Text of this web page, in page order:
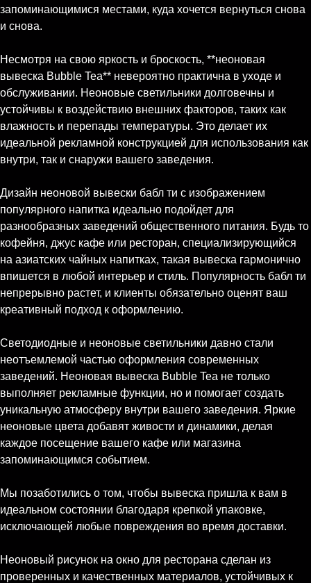
запоминающимися местами, куда хочется вернуться снова
и снова.
Несмотря на свою яркость и броскость, **неоновая
вывеска Bubble Tea** невероятно практична в уходе и
обслуживании. Неоновые светильники долговечны и
устойчивы к воздействию внешних факторов, таких как
влажность и перепады температуры. Это делает их
идеальной рекламной конструкцией для использования как
внутри, так и снаружи вашего заведения.
Дизайн неоновой вывески бабл ти с изображением
популярного напитка идеально подойдет для
разнообразных заведений общественного питания. Будь то
кофейня, джус кафе или ресторан, специализирующийся
на азиатских чайных напитках, такая вывеска гармонично
впишется в любой интерьер и стиль. Популярность бабл ти
непрерывно растет, и клиенты обязательно оценят ваш
креативный подход к оформлению.
Светодиодные и неоновые светильники давно стали
неотъемлемой частью оформления современных
заведений. Неоновая вывеска Bubble Tea не только
выполняет рекламные функции, но и помогает создать
уникальную атмосферу внутри вашего заведения. Яркие
неоновые цвета добавят живости и динамики, делая
каждое посещение вашего кафе или магазина
запоминающимся событием.
Мы позаботились о том, чтобы вывеска пришла к вам в
идеальном состоянии благодаря крепкой упаковке,
исключающей любые повреждения во время доставки.
Неоновый рисунок на окно для ресторана сделан из
проверенных и качественных материалов, устойчивых к